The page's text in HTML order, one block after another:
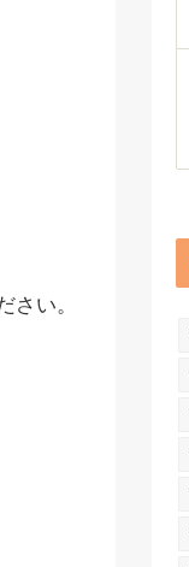
さい。